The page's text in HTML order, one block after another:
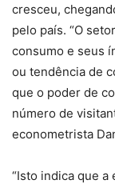
cresceu,
pelo país. “O
consumo e seus
ou tendência de
que o poder de
número de
econometrista
“Isto indica que a